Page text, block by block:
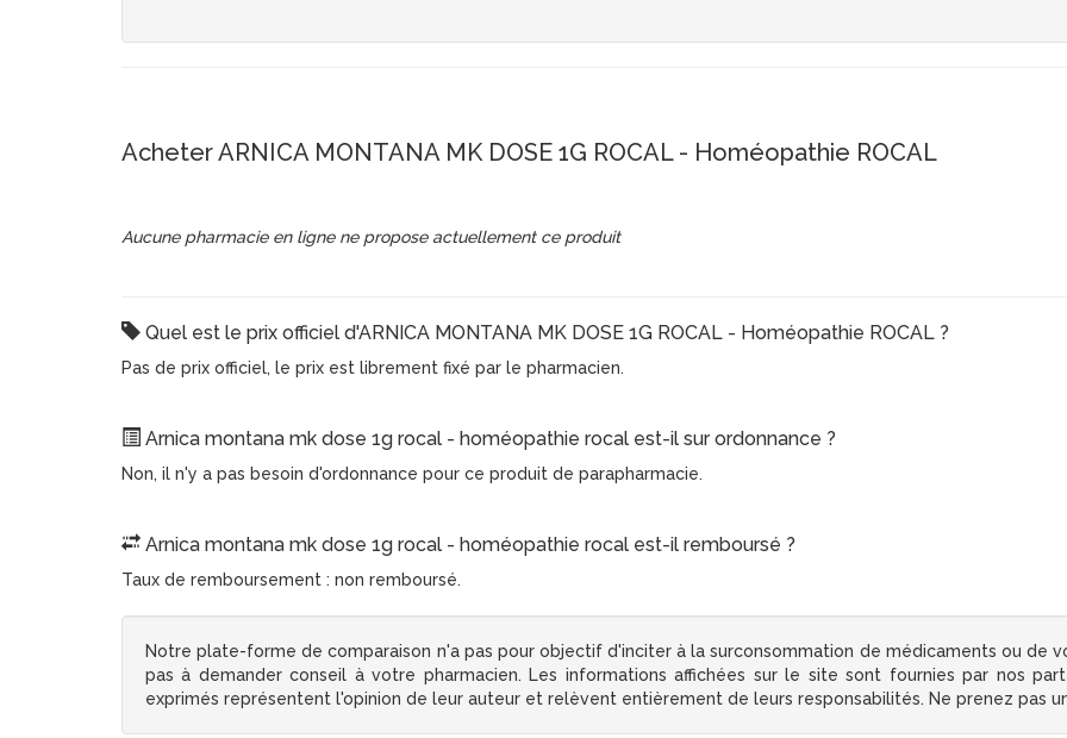
Acheter ARNICA MONTANA MK DOSE 1G ROCAL - Homéopathie ROCAL
Aucune pharmacie en ligne ne propose actuellement ce produit
Quel est le prix officiel d'ARNICA MONTANA MK DOSE 1G ROCAL - Homéopathie ROCAL ?
Pas de prix officiel, le prix est librement fixé par le pharmacien.
Arnica montana mk dose 1g rocal - homéopathie rocal est-il sur ordonnance ?
Non, il n'y a pas besoin d'ordonnance pour ce produit de parapharmacie.
Arnica montana mk dose 1g rocal - homéopathie rocal est-il remboursé ?
Taux de remboursement : non remboursé.
Notre plate-forme de comparaison n'a pas pour objectif d'inciter à la surconsommation de médicaments ou de
pas à demander conseil à votre pharmacien. Les informations affichées sur le site sont fournies par nos
exprimés représentent l'opinion de leur auteur et relèvent entièrement de leurs responsabilités. Ne prenez pas